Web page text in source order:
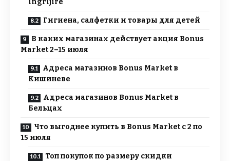
Гигиена, салфетки и товары для детей
В каких магазинах действует акция Bonus
Market 2–15 июля
Адреса магазинов Bonus Market в
Кишиневе
Адреса магазинов Bonus Market в
Бельцах
Что выгоднее купить в Bonus Market с 2 по
15 июля
Топ покупок по размеру скидки